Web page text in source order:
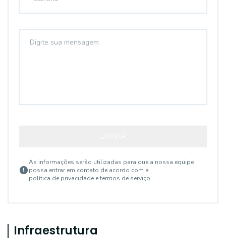
As informações serão utilizadas para que a nossa equipe
possa entrar em contato de acordo com a
política de privacidade e termos de serviço
Infraestrutura